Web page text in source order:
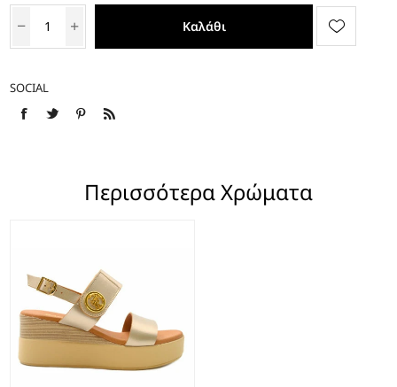
Καλάθι
SOCIAL
Περισσότερα Χρώματα